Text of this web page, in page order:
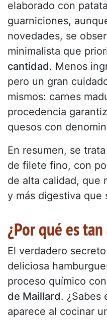
elaborado con
guarniciones,
novedades, se
minimalista que
cantidad. Menos
pero un gran
mismos: carnes
procedencia
quesos con
En resumen, se
de filete fino, con
de alta calidad, que
y más digestiva que
¿Por qué es
El verdadero
deliciosa
proceso químico
de Maillard. ¿Sabes
aparece al cocinar